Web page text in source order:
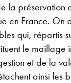
la préservation
en France. On
qui, répartis
le maillage
et de la
ainsi les